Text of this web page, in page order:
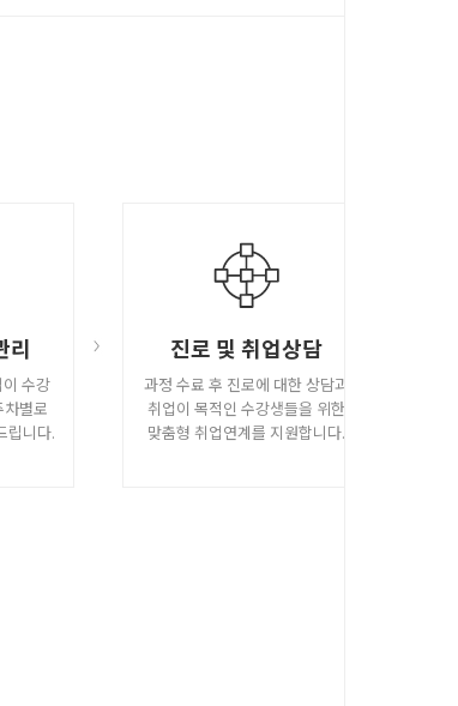
리
수강
별로
립니다.
진로 및 취업상담
과정 수료 후 진로에 대한 상담과
취업이 목적인 수강생들을 위한
맞춤형 취업연계를 지원합니다.